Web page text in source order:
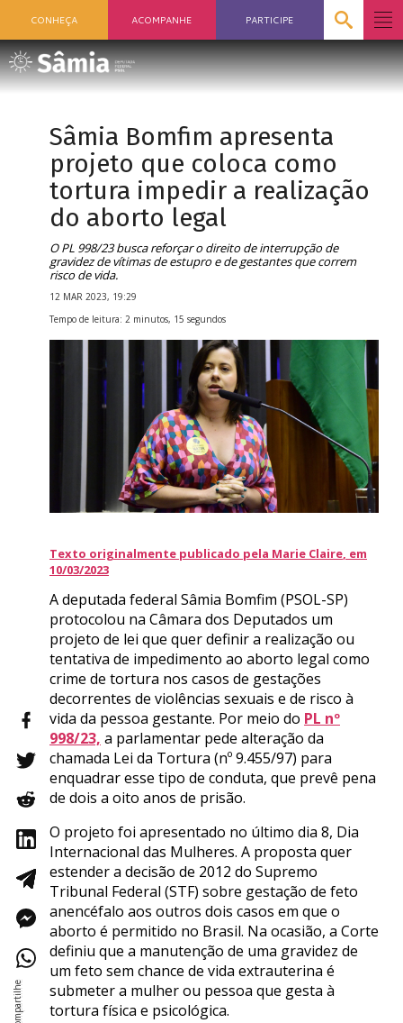
CONHEÇA ACOMPANHE PARTICIPE
Sâmia Bomfim apresenta
projeto que coloca como
tortura impedir a realização
do aborto legal
O PL 998/23 busca reforçar o direito de interrupção de
gravidez de vítimas de estupro e de gestantes que correm
risco de vida.
12 MAR 2023, 19:29
Tempo de leitura: 2 minutos, 15 segundos
Texto originalmente publicado pela Marie Claire, em
10/03/2023
A deputada federal Sâmia Bomfim (PSOL-SP)
protocolou na Câmara dos Deputados um
projeto de lei que quer definir a realização ou
tentativa de impedimento ao aborto legal como
crime de tortura nos casos de gestações
decorrentes de violências sexuais e de risco à
vida da pessoa gestante. Por meio do PL nº
998/23, a parlamentar pede alteração da
chamada Lei da Tortura (nº 9.455/97) para
enquadrar esse tipo de conduta, que prevê pena
de dois a oito anos de prisão.
O projeto foi apresentado no último dia 8, Dia
Internacional das Mulheres. A proposta quer
estender a decisão de 2012 do Supremo
Tribunal Federal (STF) sobre gestação de feto
anencéfalo aos outros dois casos em que o
aborto é permitido no Brasil. Na ocasião, a Corte
definiu que a manutenção de uma gravidez de
um feto sem chance de vida extrauterina é
submeter a mulher ou pessoa que gesta à
tortura física e psicológica.